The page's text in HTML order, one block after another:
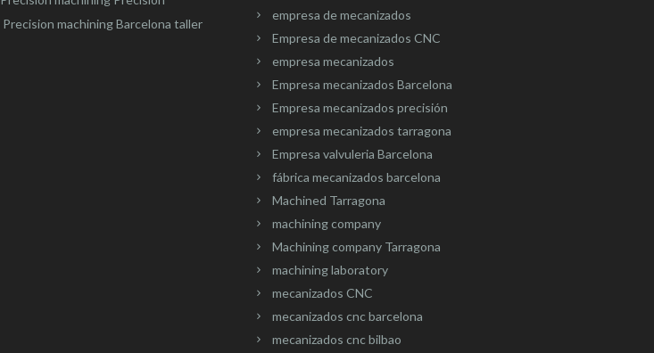
Precision machining Barcelona taller
empresa de mecanizados
Empresa de mecanizados CNC
empresa mecanizados
Empresa mecanizados Barcelona
Empresa mecanizados precisión
empresa mecanizados tarragona
Empresa valvuleria Barcelona
fábrica mecanizados barcelona
Machined Tarragona
machining company
Machining company Tarragona
machining laboratory
mecanizados CNC
mecanizados cnc barcelona
mecanizados cnc bilbao